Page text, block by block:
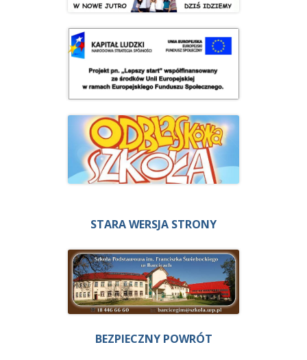
STARA WERSJA STRONY
BEZPIECZNY POWRÓT